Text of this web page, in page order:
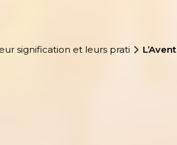
signification et leurs prati L’Avent